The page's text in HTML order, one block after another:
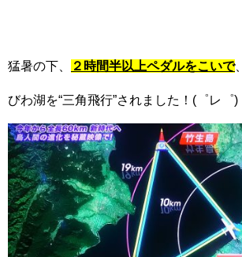
猛暑の下、 ２時間半以上ペダルをこいで、
びわ湖を“三角飛行”されました！(゜レ゜)